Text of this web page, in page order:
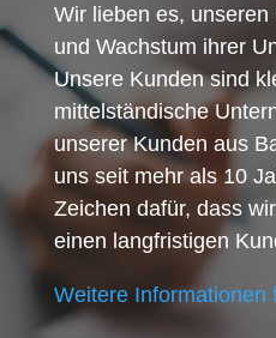
Wir lieben es,
und Wachstum ihrer
Unsere Kunden sind
mittelständische
unserer Kunden aus
uns seit mehr als 10
Zeichen dafür, dass
einen langfristigen
Weitere Informationen